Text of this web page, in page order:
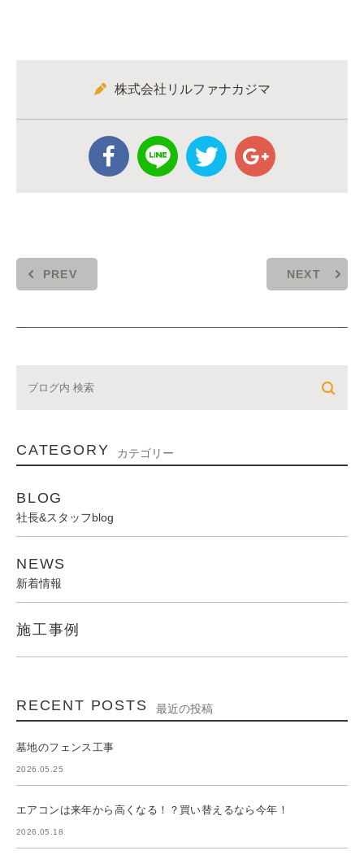
株式会社リルファナカジマ
PREV NEXT
CATEGORY カテゴリー
BLOG
社長&スタッフblog
NEWS
新着情報
施工事例
RECENT POSTS 最近の投稿
墓地のフェンス工事
2026.05.25
エアコンは来年から高くなる！？買い替えるなら今年！
2026.05.18